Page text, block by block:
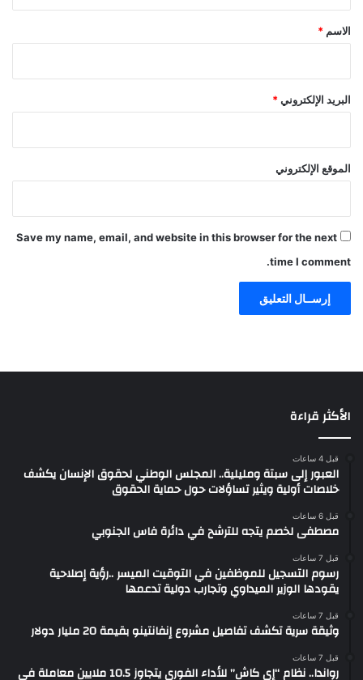
*
الاسم *
البريد الإلكتروني*
الموقع الإلكتروني
Save my name, email, and website in this browser for the next
time I comment.
الأكثر قراءة
قبل 4 ساعات
العبور إلى سبتة ومليلية.. المجلس الوطني لحقوق الإنسان يكشف
خلاصات أولية ويثير تساؤلات حول حماية الحقوق
قبل 6 ساعات
مصطفى لخصم يتجه للترشح في دائرة فاس الجنوبي
قبل 7 ساعات
رسوم التسجيل للموظفين في التوقيت الميسر ..رؤية إصلاحية
يقودها الوزير الميداوي وتجارب دولية تدعمها
قبل 7 ساعات
وثيقة سرية تكشف تفاصيل مشروع إنفانتينو بقيمة 20 مليار دولار
قبل 7 ساعات
رواندا.. نظام “إي كاش” للأداء الفوري يتجاوز 10.5 ملايين معاملة في